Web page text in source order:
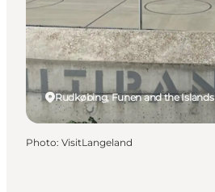
Hébergements
Planifiez votre voyage
Rudkøbing, Funen and the Islands
Photo: VisitLangeland